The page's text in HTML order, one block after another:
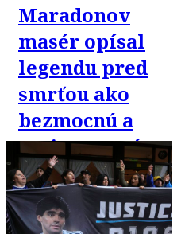
Maradonov
masér opísal
legendu pred
smrťou ako
bezmocnú a
rezignovanú
osobu